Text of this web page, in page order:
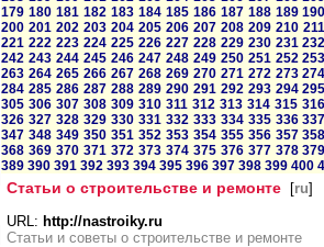
179 180 181 182 183 184 185 186 187 188 189
200 201 202 203 204 205 206 207 208 209 210 211
221 222 223 224 225 226 227 228 229 230 231
242 243 244 245 246 247 248 249 250 251 252
263 264 265 266 267 268 269 270 271 272 273
284 285 286 287 288 289 290 291 292 293 294
305 306 307 308 309 310 311 312 313 314 315 316
326 327 328 329 330 331 332 333 334 335 336
347 348 349 350 351 352 353 354 355 356 357
368 369 370 371 372 373 374 375 376 377 378
389 390 391 392 393 394 395 396 397 398 399 400
Статьи о строительстве и ремонте [ru]
URL: http://nastroiky.ru
Статьи и советы о строительстве и ремонте